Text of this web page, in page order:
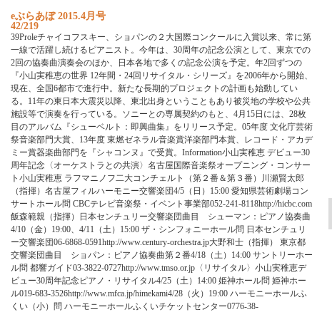
eぶらあぼ 2015.4月 号
42/219
39Proleチ ャ イ コ フスキー、 シ ョパンの ２ 大国 際コ ンク ールに 入賞以来、 常に第
一線で活躍し続ける ピアニス ト 。 今年は、 30周年の記念公演と して、 東京での
2回の協奏曲演奏会のほか、 日 本各地で多 く の記念公演を予定。 年2回ずつの
『小山実稚恵の世界 12年間 ・ 24回 リ サイ タ ル ・ シ リ ーズ』 を2006年から 開始、
現在、 全国6都市で進行中。 新たな長期的プロ ジ ェク ト の計画も始動してい
る。 11年の東 日 本大震災 以降、 東北出身と いう こ と もあ り 被災地の学校や公共
施設等で演奏を行っている。 ソニー と の専属契約のも と 、 4月 15日 には、 28枚
目 のアルバム 『シューベル ト ： 即興曲集』 を リ リ ース予定。 05年度 文化庁芸術
祭音楽部門 大賞、 13年度 東燃ゼネラ ル音楽賞洋楽部門本賞、 レコ ー ド ・ アカデ
ミ ー賞器楽曲部門 を 『シ ャ コ ン ヌ 』 で受賞。 Information小山実稚恵 デビュー30
周年記念 〈 オーケス ト ラ と の共演〉 名古屋 国 際音楽祭オープニング ・ コ ンサー
ト 小山実稚恵 ラ フマニ ノ フ二大コ ンチ ェル ト （第 ２ 番 ＆第 ３ 番 ） 川 瀬賢太郎
（指揮） 名古屋フ ィ ルハーモニー交響楽 団4/5 （ 日 ） 15:00 愛知県芸術劇場コ ン
サー ト ホール問 CBCテレ ビ音楽祭 ・ イベン ト 事業部052-241-8118http://hicbc.com
飯森範親 （指揮） 日 本センチュ リ ー交響楽 団曲 目 シューマン ： ピア ノ協奏曲
4/10 （金） 19:00、 4/11 （土） 15:00 ザ ・ シンフ ォ ニーホール問 日 本センチュ リ
ー交響楽 団06-6868-0591http://www.century-orchestra.jp大野和士 （指揮） 東京都
交響楽 団曲 目 シ ョパン ： ピア ノ協奏曲第 ２ 番4/18 （土） 14:00 サン ト リ ーホー
ル問 都響ガイ ド03-3822-0727http://www.tmso.or.jp 〈 リ サイ タ ル〉 小山実稚恵デ
ビュー30周年記念ピア ノ ・ リ サイ タ ル4/25 （土） 14:00 姫神ホール問 姫神ホー
ル019-683-3526http://www.mfca.jp/himekami4/28 （ 火 ） 19:00 ハーモニーホールふ
く い （小） 問 ハーモニーホールふ く いチケ ッ ト センタ ー0776-38-